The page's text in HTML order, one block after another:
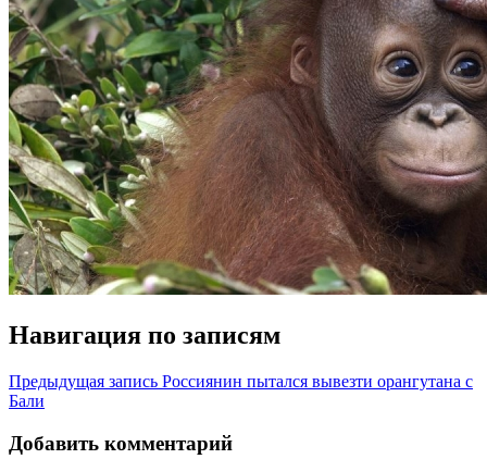
Навигация по записям
Предыдущая запись Россиянин пытался вывезти орангутана с
Бали
Добавить комментарий